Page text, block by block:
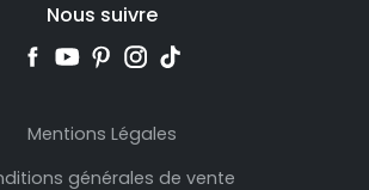
Nous suivre
Mentions Légales
générales de vente